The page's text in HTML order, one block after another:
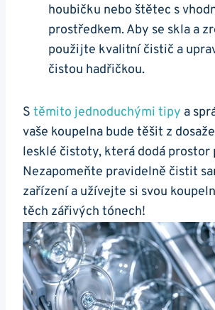
houbičku nebo štětec s
prostředkem. Aby se skla a
použijte kvalitní čistič a
čistou hadřičkou.
S těmito jednoduchými tipy a
vaše koupelna bude těšit z
lesklé čistoty, která dodá prostor
Nezapomeňte pravidelně čistit
zařízení a užívejte si svou
těch zářivých tónech!